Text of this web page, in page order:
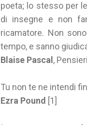
poeta; lo stesso per
di insegne e non
ricamatore. Non
tempo, e sanno
Blaise Pascal ,
Tu non te ne intendi
Ezra Pound [1]